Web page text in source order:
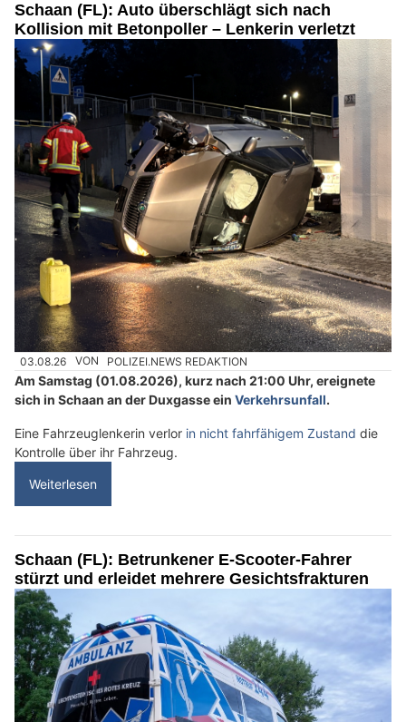
Schaan (FL): Auto überschlägt sich nach
Kollision mit Betonpoller – Lenkerin verletzt
03.08.26 VON POLIZEI.NEWS REDAKTION
Am Samstag (01.08.2026), kurz nach 21:00 Uhr, ereignete
sich in Schaan an der Duxgasse ein Verkehrsunfall.
Eine Fahrzeuglenkerin verlor in nicht fahrfähigem Zustand die
Kontrolle über ihr Fahrzeug.
Weiterlesen
Schaan (FL): Betrunkener E-Scooter-Fahrer
stürzt und erleidet mehrere Gesichtsfrakturen